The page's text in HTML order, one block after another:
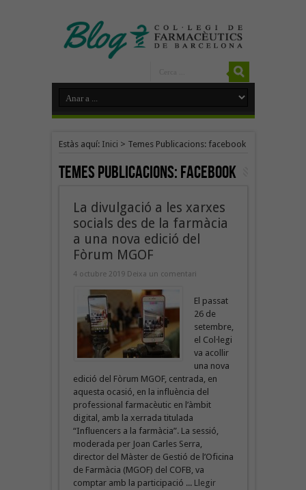
Estàs aquí: Inici > Temes Publicacions: facebook
Temes Publicacions:facebook
La divulgació a les xarxes
socials des de la farmàcia
a una nova edició del
Fòrum MGOF
4 octubre 2019 Deixa un comentari
El passat
26 de
setembre,
el Col·legi
va acollir
una nova
edició del Fòrum MGOF, centrada, en
aquesta ocasió, en la influència del
professional farmacèutic en l’àmbit
digital, amb la xerrada titulada
“Influencers a la farmàcia”. La sessió,
moderada per Joan Carles Serra,
director del Màster de Gestió de l’Oficina
de Farmàcia (MGOF) del COFB, va
comptar amb la participació ... Llegir